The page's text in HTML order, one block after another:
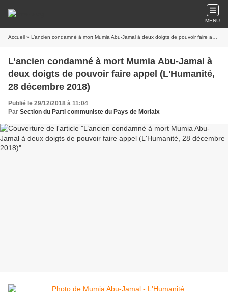
MENU
Accueil » L’ancien condamné à mort Mumia Abu-Jamal à deux doigts de pouvoir faire appel (L'Humanité, 28 décembre 2018)
L’ancien condamné à mort Mumia Abu-Jamal à
deux doigts de pouvoir faire appel (L'Humanité,
28 décembre 2018)
Publié le 29/12/2018 à 11:04
Par Section du Parti communiste du Pays de Morlaix